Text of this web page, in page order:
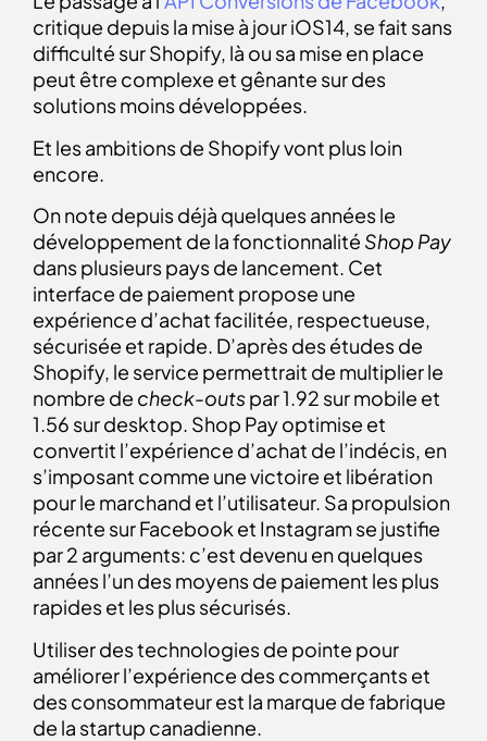
critique depuis la mise à jour iOS14, se fait sans
difficulté sur Shopify, là ou sa mise en place
peut être complexe et gênante sur des
solutions moins développées.
Et les ambitions de Shopify vont plus loin
encore.
On note depuis déjà quelques années le
développement de la fonctionnalité Shop Pay
dans plusieurs pays de lancement. Cet
interface de paiement propose une
expérience d’achat facilitée, respectueuse,
sécurisée et rapide. D’après des études de
Shopify, le service permettrait de multiplier le
nombre de check-outspar 1.92 sur mobile et
1.56 sur desktop. Shop Pay optimise et
convertit l’expérience d’achat de l’indécis, en
s’imposant comme une victoire et libération
pour le marchand et l’utilisateur. Sa propulsion
récente sur Facebook et Instagram se justifie
par 2 arguments: c’est devenu en quelques
années l’un des moyens de paiement les plus
rapides et les plus sécurisés.
Utiliser des technologies de pointe pour
améliorer l’expérience des commerçants et
des consommateur est la marque de fabrique
de la startup canadienne.